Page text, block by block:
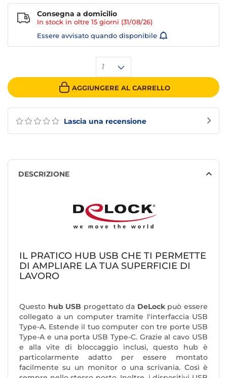
Lascia una recensione
1
AGGIUNGERE AL CARRELLO
Consegna a domicilio
In stock in oltre 15 giorni (31/08/26)
Essere avvisato quando disponibile
DESCRIZIONE
IL PRATICO HUB USB CHE TI PERMETTE
DI AMPLIARE LA TUA SUPERFICIE DI
LAVORO
Questo hub USB progettato da DeLockpuò essere
collegato a un computer tramite l'interfaccia USB
Type-A. Estende il tuo computer con tre porte USB
Type-A e una porta USB Type-C. Grazie al cavo USB
e alla vite di bloccaggio inclusi, questo hub è
particolarmente adatto per essere montato
facilmente su un monitor o una scrivania. Così è